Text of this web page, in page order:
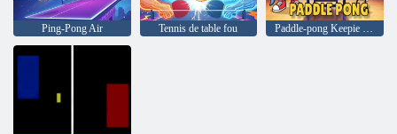
Ping-Pong Air Tennis de table fou Paddle-pong Keepie Uppie